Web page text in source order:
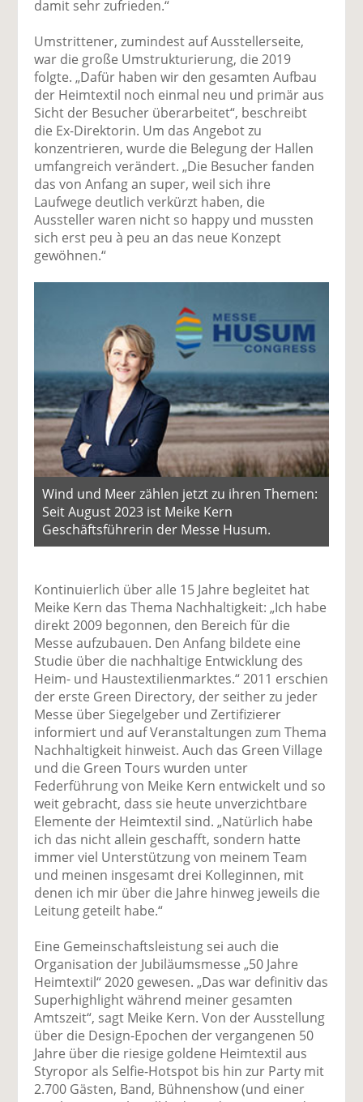
damit sehr zufrieden.“
Umstrittener, zumindest auf Ausstellerseite,
war die große Umstrukturierung, die 2019
folgte. „Dafür haben wir den gesamten Aufbau
der Heimtextil noch einmal neu und primär aus
Sicht der Besucher überarbeitet“, beschreibt
die Ex-Direktorin. Um das Angebot zu
konzentrieren, wurde die Belegung der Hallen
umfangreich verändert. „Die Besucher fanden
das von Anfang an super, weil sich ihre
Laufwege deutlich verkürzt haben, die
Aussteller waren nicht so happy und mussten
sich erst peu à peu an das neue Konzept
gewöhnen.“
Wind und Meer zählen jetzt zu ihren Themen:
Seit August 2023 ist Meike Kern
Geschäftsführerin der Messe Husum.
Kontinuierlich über alle 15 Jahre begleitet hat
Meike Kern das Thema Nachhaltigkeit: „Ich habe
direkt 2009 begonnen, den Bereich für die
Messe aufzubauen. Den Anfang bildete eine
Studie über die nachhaltige Entwicklung des
Heim- und Haustextilienmarktes.“ 2011 erschien
der erste Green Directory, der seither zu jeder
Messe über Siegelgeber und Zertifizierer
informiert und auf Veranstaltungen zum Thema
Nachhaltigkeit hinweist. Auch das Green Village
und die Green Tours wurden unter
Federführung von Meike Kern entwickelt und so
weit gebracht, dass sie heute unverzichtbare
Elemente der Heimtextil sind. „Natürlich habe
ich das nicht allein geschafft, sondern hatte
immer viel Unterstützung von meinem Team
und meinen insgesamt drei Kolleginnen, mit
denen ich mir über die Jahre hinweg jeweils die
Leitung geteilt habe.“
Eine Gemeinschaftsleistung sei auch die
Organisation der Jubiläumsmesse „50 Jahre
Heimtextil“ 2020 gewesen. „Das war definitiv das
Superhighlight während meiner gesamten
Amtszeit“, sagt Meike Kern. Von der Ausstellung
über die Design-Epochen der vergangenen 50
Jahre über die riesige goldene Heimtextil aus
Styropor als Selfie-Hotspot bis hin zur Party mit
2.700 Gästen, Band, Bühnenshow (und einer